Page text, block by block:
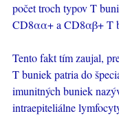
počet troch typov T
CD8αα+ a CD8αβ+ T
Tento fakt tím zaujal,
T buniek patria do
imunitných buniek
intraepiteliálne